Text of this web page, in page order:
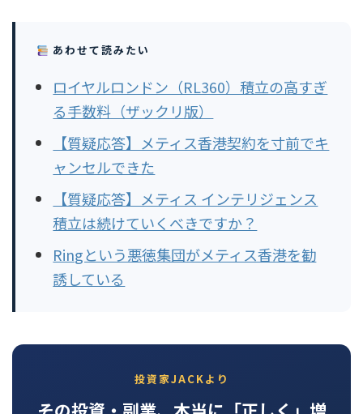
あわせて読みたい
ロイヤルロンドン（RL360）積立の高すぎ
る手数料（ザックリ版）
【質疑応答】メティス香港契約を寸前でキ
ャンセルできた
【質疑応答】メティス インテリジェンス
積立は続けていくべきですか？
Ringという悪徳集団がメティス香港を勧
誘している
投資家JACKより